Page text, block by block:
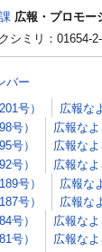
広報・プロモー
シミリ：01654-
バー
号）
広報な
号）
広報なよ
号）
広報なよ
号）
広報なよ
号）
広報な
号）
広報な
号）
広報なよ
号）
広報なよ